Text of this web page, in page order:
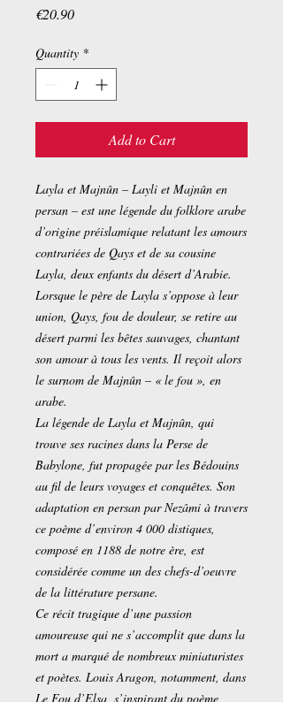
€20.90Price
Quantity *
Add to Cart
Layla et Majnûn – Layli et Majnûn en
persan – est une légende du folklore arabe
d’origine préislamique relatant les amours
contrariées de Qays et de sa cousine
Layla, deux enfants du désert d’Arabie.
Lorsque le père de Layla s’oppose à leur
union, Qays, fou de douleur, se retire au
désert parmi les bêtes sauvages, chantant
son amour à tous les vents. Il reçoit alors
le surnom de Majnûn – « le fou », en
arabe.
La légende de Layla et Majnûn, qui
trouve ses racines dans la Perse de
Babylone, fut propagée par les Bédouins
au fil de leurs voyages et conquêtes. Son
adaptation en persan par Nezâmi à travers
ce poème d’environ 4 000 distiques,
composé en 1188 de notre ère, est
considérée comme un des chefs-d’oeuvre
de la littérature persane.
Ce récit tragique d’une passion
amoureuse qui ne s’accomplit que dans la
mort a marqué de nombreux miniaturistes
et poètes. Louis Aragon, notamment, dans
Le Fou d’Elsa, s’inspirant du poème